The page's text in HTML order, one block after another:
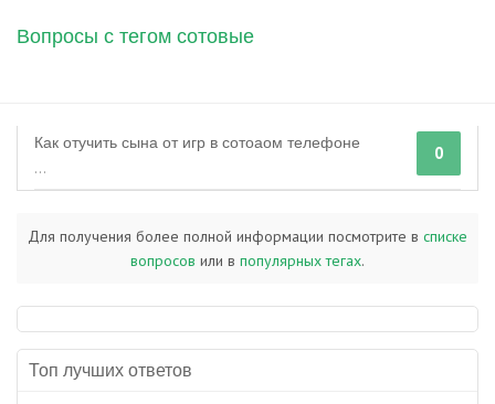
Вопросы с тегом сотовые
0
Как отучить сына от игр в сотоаом телефоне
...
Для получения более полной информации посмотрите в списке
вопросов или в популярных тегах.
Топ лучших ответов